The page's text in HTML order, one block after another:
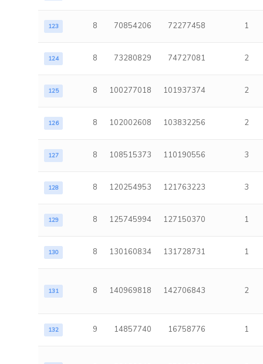
123 8 70854206 72277458 1
124 8 73280829 74727081 2
125 8 100277018 101937374 2
126 8 102002608 103832256 2
127 8 108515373 110190556 3
128 8 120254953 121763223 3
129 8 125745994 127150370 1
130 8 130160834 131728731 1
131 8 140969818 142706843 2
132 9 14857740 16758776 1